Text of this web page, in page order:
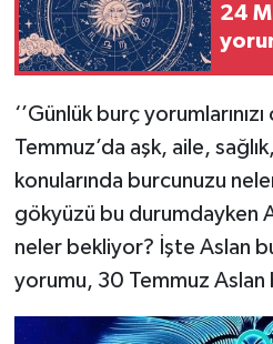
24
‘’Günlük burç
Temmuz’da aşk, aile,
konularında burcunuzu
gökyüzü bu durumdayken
neler bekliyor? İşte Aslan
yorumu, 30 Temmuz Aslan